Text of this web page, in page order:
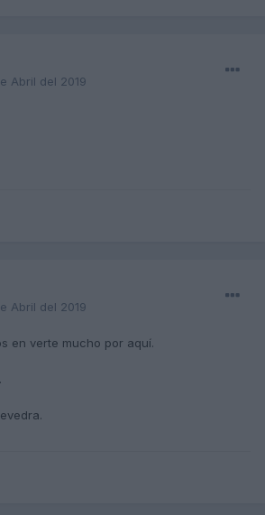
Abril del 2019
Abril del 2019
en verte mucho por aquí.